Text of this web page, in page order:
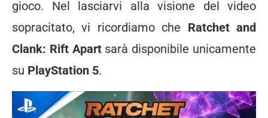
gioco. Nel lasciarvi alla visione del video
sopracitato, vi ricordiamo che Ratchet and
Clank: Rift Apartsarà disponibile unicamente
su PlayStation 5.